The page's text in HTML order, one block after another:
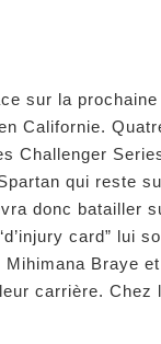
sur la prochaine
Californie.
Challenger
qui reste
donc batailler
card” lui
Braye et
carrière. Chez